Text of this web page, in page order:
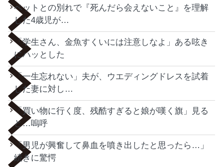
ペットとの別れで『死んだら会えないこと』を理解
した4歳児が…
「学生さん、金魚すくいには注意しなよ」ある呟き
にハッとした
「一生忘れない」夫が、ウエディングドレスを試着
した妻に対し…
「買い物に行く度、残酷すぎると娘が嘆く旗」見る
と…嗚呼
「男児が興奮して鼻血を噴き出したと思ったら…」
続きに驚愕